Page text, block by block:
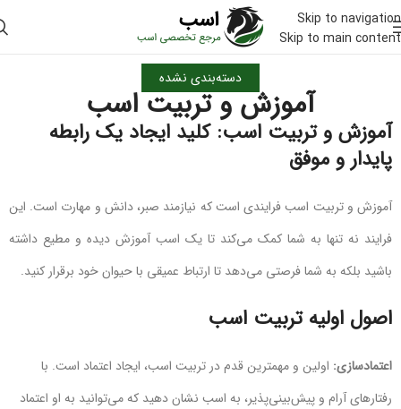
Skip to navigation
Skip to main content
دسته‌بندی نشده
آموزش و تربیت اسب
آموزش و تربیت اسب: کلید ایجاد یک رابطه
پایدار و موفق
آموزش و تربیت اسب فرایندی است که نیازمند صبر، دانش و مهارت است. این
فرایند نه تنها به شما کمک می‌کند تا یک اسب آموزش دیده و مطیع داشته
باشید بلکه به شما فرصتی می‌دهد تا ارتباط عمیقی با حیوان خود برقرار کنید.
اصول اولیه تربیت اسب
اعتمادسازی: اولین و مهمترین قدم در تربیت اسب، ایجاد اعتماد است. با
رفتارهای آرام و پیش‌بینی‌پذیر، به اسب نشان دهید که می‌توانید به او اعتماد